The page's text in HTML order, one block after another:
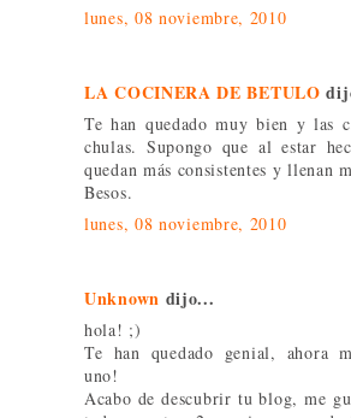
lunes, 08 noviembre, 2010
LA COCINERA DE BETULO
Te han quedado muy bien y las
chulas. Supongo que al estar
quedan más consistentes y llenan
Besos.
lunes, 08 noviembre, 2010
Unknown dijo...
hola! ;)
Te han quedado genial, ahora
uno!
Acabo de descubrir tu blog, me